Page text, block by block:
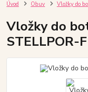
Úvod Obuv Vložky do
Vložky do
STELLPOR-